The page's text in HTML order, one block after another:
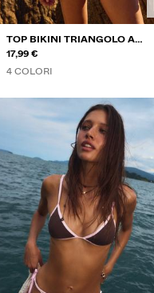
TOP BIKINI TRIANGOLO A
CONTRASTO
17,99 €
4 COLORI